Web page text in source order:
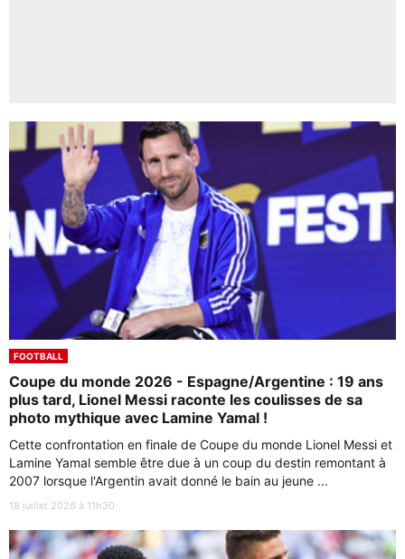
FOOTBALL
Coupe du monde 2026 - Espagne/Argentine : 19 ans
plus tard, Lionel Messi raconte les coulisses de sa
photo mythique avec Lamine Yamal !
Cette confrontation en finale de Coupe du monde Lionel Messi et
Lamine Yamal semble être due à un coup du destin remontant à
2007 lorsque l'Argentin avait donné le bain au jeune ...
18 juillet 2026 à 11h30